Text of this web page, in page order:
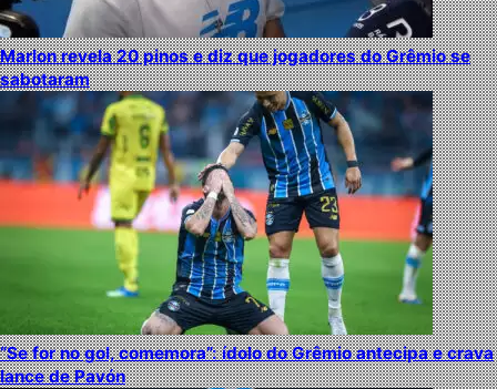
Marlon revela 20 pinos e diz que jogadores do Grêmio se
sabotaram
“Se for no gol, comemora”: ídolo do Grêmio antecipa e crava
lance de Pavón